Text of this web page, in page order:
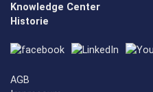
Knowledge Center
Historie
AGB